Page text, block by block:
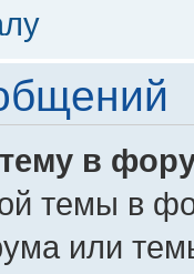
в
темы в
или